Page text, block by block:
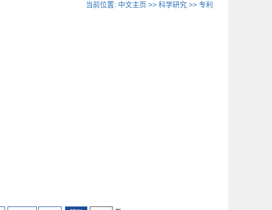
当前位置: 中文主页 >>科学研究 >>专利